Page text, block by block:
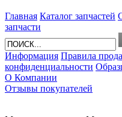
Главная Каталог запчастей
запчасти
Информация Правила
конфиденциальности
О Компании
Отзывы покупателей